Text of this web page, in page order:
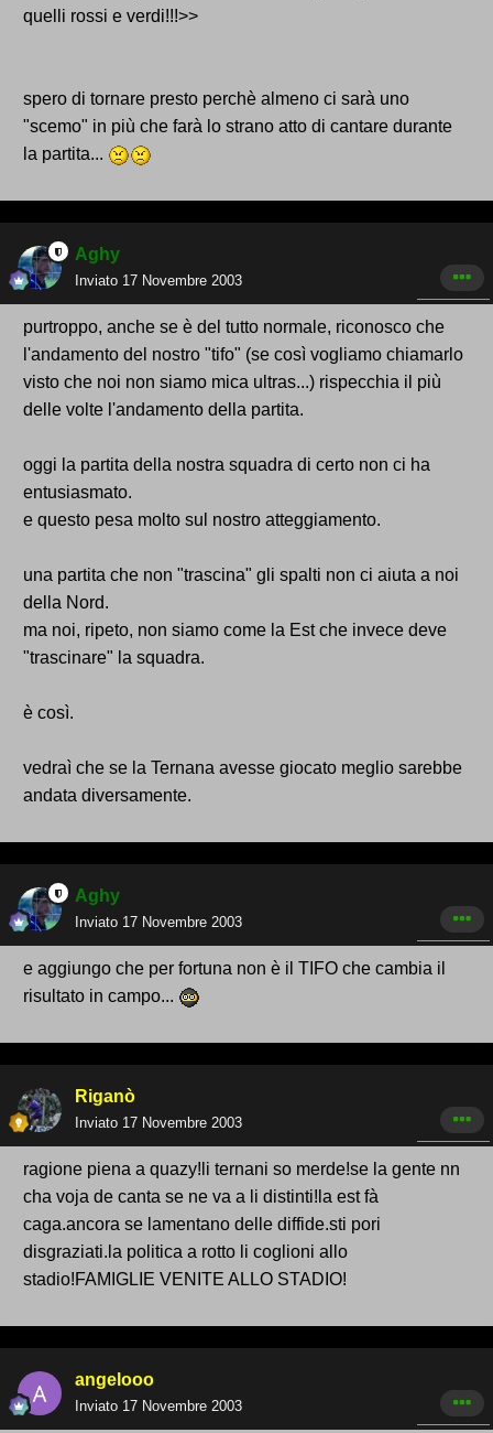
quelli rossi e verdi!!!>>
spero di tornare presto perchè almeno ci sarà uno
"scemo" in più che farà lo strano atto di cantare durante
la partita...
Aghy
Inviato 17 Novembre 2003
purtroppo, anche se è del tutto normale, riconosco che
l'andamento del nostro "tifo" (se così vogliamo chiamarlo
visto che noi non siamo mica ultras...) rispecchia il più
delle volte l'andamento della partita.
oggi la partita della nostra squadra di certo non ci ha
entusiasmato.
e questo pesa molto sul nostro atteggiamento.
una partita che non "trascina" gli spalti non ci aiuta a noi
della Nord.
ma noi, ripeto, non siamo come la Est che invece deve
"trascinare" la squadra.
è così.
vedraì che se la Ternana avesse giocato meglio sarebbe
andata diversamente.
Aghy
Inviato 17 Novembre 2003
e aggiungo che per fortuna non è il TIFO che cambia il
risultato in campo...
Riganò
Inviato 17 Novembre 2003
ragione piena a quazy!li ternani so merde!se la gente nn
cha voja de canta se ne va a li distinti!la est fà
caga.ancora se lamentano delle diffide.sti pori
disgraziati.la politica a rotto li coglioni allo
stadio!FAMIGLIE VENITE ALLO STADIO!
angelooo
Inviato 17 Novembre 2003